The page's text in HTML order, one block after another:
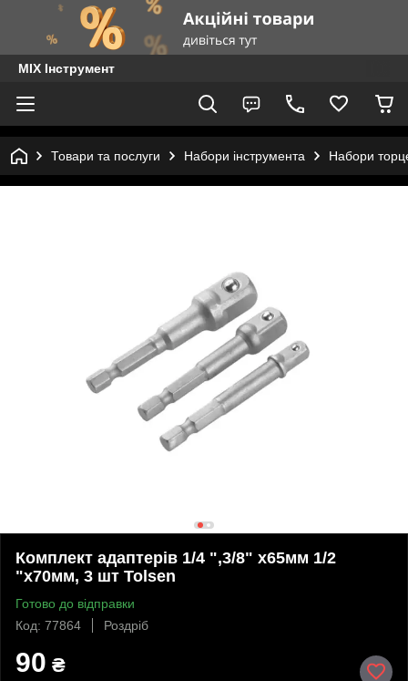
MIX Інструмент
Товари та послуги Набори інструмента Набори
Комплект адаптерів 1/4 ",3/8" x65мм 1/2
"x70мм, 3 шт Tolsen
Готово до відправки
Код: 77864
Роздріб
90 ₴